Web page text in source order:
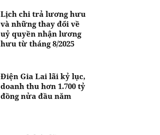
Lịch chi trả lương hưu
và những thay đổi về
uỷ quyền nhận lương
hưu từ tháng 8/2025
Điện Gia Lai lãi kỷ lục,
doanh thu hơn 1.700 tỷ
đồng nửa đầu năm